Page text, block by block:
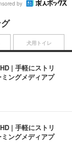
by
| 手軽にストリ
ングメディアプ
| 手軽にストリ
ングメディアプ
犬用トイレ